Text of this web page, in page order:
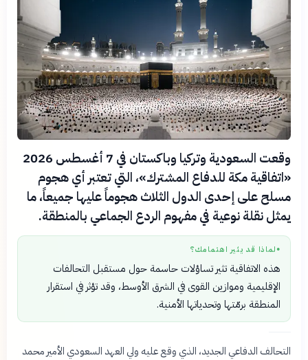
وقعت السعودية وتركيا وباكستان في 7 أغسطس 2026
«اتفاقية مكة للدفاع المشترك»، التي تعتبر أي هجوم
مسلح على إحدى الدول الثلاث هجوماً عليها جميعاً، ما
يمثل نقلة نوعية في مفهوم الردع الجماعي بالمنطقة.
● لماذا قد يثير اهتمامك؟
هذه الاتفاقية تثير تساؤلات حاسمة حول مستقبل التحالفات
الإقليمية وموازين القوى في الشرق الأوسط، وقد تؤثر في استقرار
المنطقة برمّتها وتحدياتها الأمنية.
التحالف الدفاعي الجديد، الذي وقع عليه ولي العهد السعودي الأمير محمد